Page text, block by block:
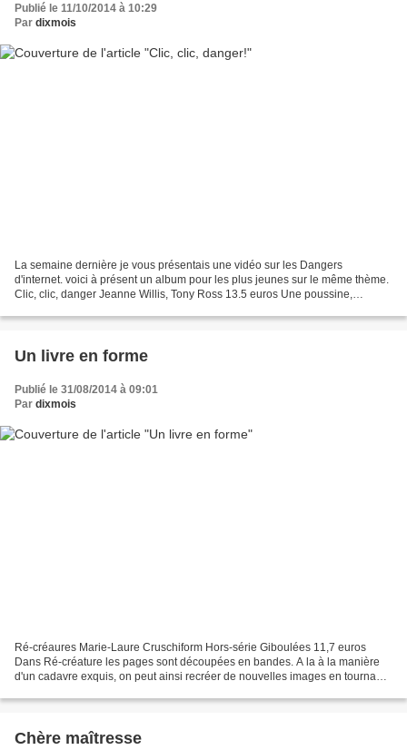
Publié le 11/10/2014 à 10:29
Par dixmois
La semaine dernière je vous présentais une vidéo sur les Dangers
d'internet. voici à présent un album pour les plus jeunes sur le même thème.
Clic, clic, danger Jeanne Willis, Tony Ross 13.5 euros Une poussine,
Un livre en forme
Publié le 31/08/2014 à 09:01
Par dixmois
Ré-créaures Marie-Laure Cruschiform Hors-série Giboulées 11,7 euros
Dans Ré-créature les pages sont découpées en bandes. A la à la manière
d'un cadavre exquis, on peut ainsi recréer de nouvelles images en tournant
Chère maîtresse